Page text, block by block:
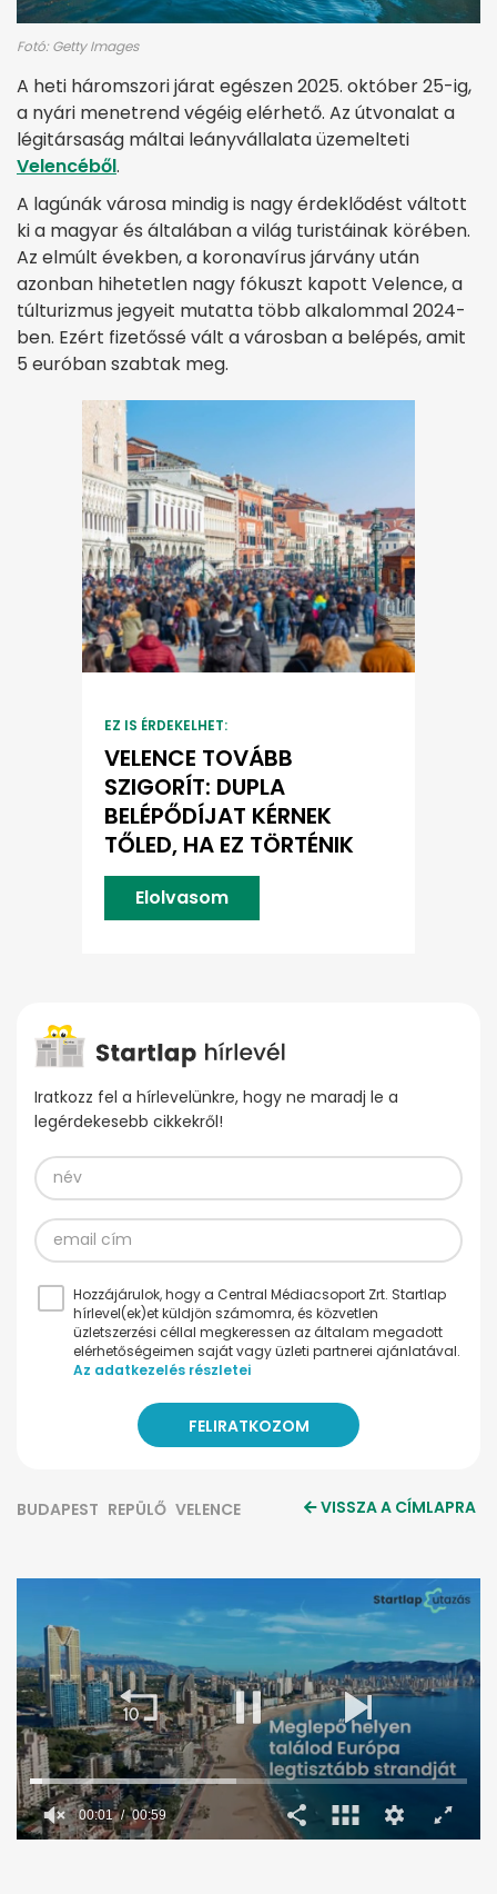
Fotó: Getty Images
A heti háromszori járat egészen 2025. október 25-ig,
a nyári menetrend végéig elérhető. Az útvonalat a
légitársaság máltai leányvállalata üzemelteti
Velencéből.
A lagúnák városa mindig is nagy érdeklődést váltott
ki a magyar és általában a világ turistáinak körében.
Az elmúlt években, a koronavírus járvány után
azonban hihetetlen nagy fókuszt kapott Velence, a
túlturizmus jegyeit mutatta több alkalommal 2024-
ben. Ezért fizetőssé vált a városban a belépés, amit
5 euróban szabtak meg.
EZ IS ÉRDEKELHET:
VELENCE TOVÁBB
SZIGORÍT: DUPLA
BELÉPŐDÍJAT KÉRNEK
TŐLED, HA EZ TÖRTÉNIK
Elolvasom
Iratkozz fel a hírlevelünkre, hogy ne maradj le a
legérdekesebb cikkekről!
Hozzájárulok, hogy a Central Médiacsoport Zrt. Startlap
hírlevel(ek)et küldjön számomra, és közvetlen
üzletszerzési céllal megkeressen az általam megadott
elérhetőségeimen saját vagy üzleti partnerei ajánlatával.
Az adatkezelés részletei
BUDAPEST REPÜLŐ VELENCE VISSZA A CÍMLAPRA
00:02 00:59